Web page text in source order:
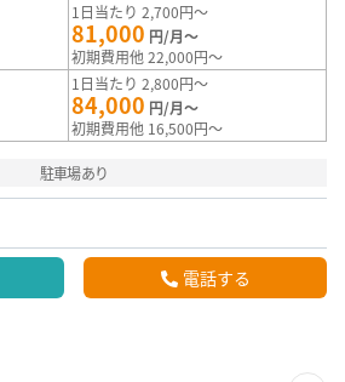
1日当たり 2,700円～
81,000 円/月～
初期費用他 22,000円～
1日当たり 2,800円～
84,000 円/月～
初期費用他 16,500円～
駐車場あり
電話する